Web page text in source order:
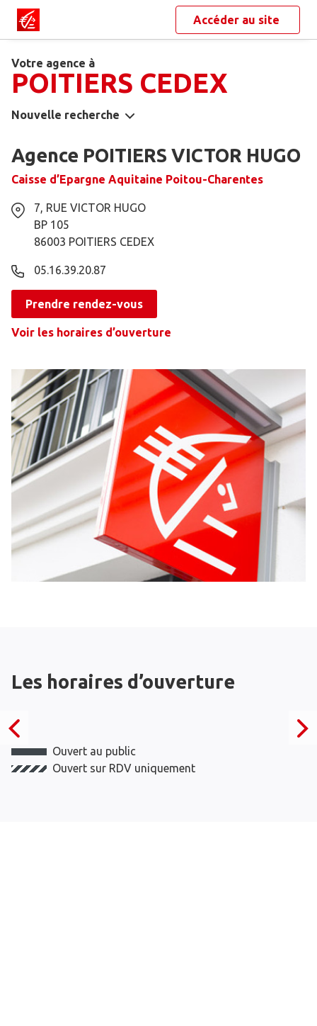
Accéder au site
Votre agence à
POITIERS CEDEX
Nouvelle recherche
Agence POITIERS VICTOR HUGO
Caisse d’Epargne Aquitaine Poitou-Charentes
7, RUE VICTOR HUGO
BP 105
86003 POITIERS CEDEX
05.16.39.20.87
Prendre rendez-vous
Voir les horaires d’ouverture
Les horaires d’ouverture
Ouvert au public
Ouvert sur RDV uniquement